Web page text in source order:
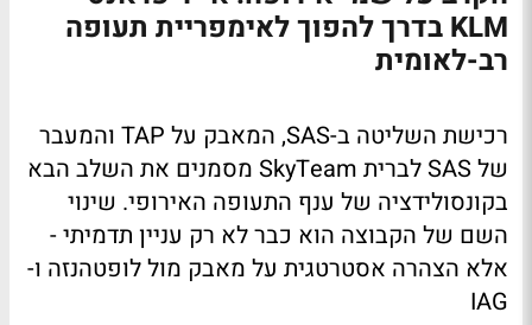
KLM בדרך להפוך לאימפריית תעופה
רב-לאומית
רכישת השליטה ב-SAS, המאבק על TAP והמעבר
של SAS לברית SkyTeam מסמנים את השלב הבא
בקונסולידציה של ענף התעופה האירופי. שינוי
השם של הקבוצה הוא כבר לא רק עניין תדמיתי -
אלא הצהרה אסטרטגית על מאבק מול לופטהנזה ו-
IAG